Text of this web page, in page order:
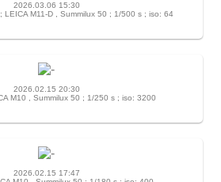
2026.03.06 15:30
M11-D , Summilux 50 ; 1/500 s ; iso: 64
2026.02.15 20:30
M10 , Summilux 50 ; 1/250 s ; iso: 3200
2026.02.15 17:47